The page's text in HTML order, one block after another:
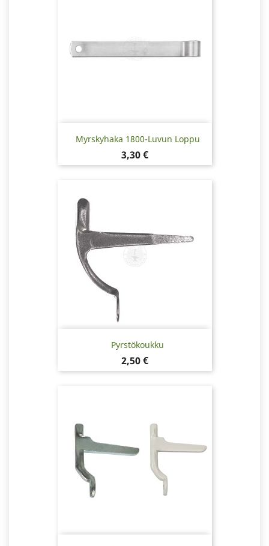
Myrskyhaka 1800-Luvun Loppu
Hinta
3,30 €
Pyrstökoukku
Hinta
2,50 €